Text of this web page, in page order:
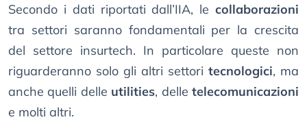
Secondo i dati riportati dall’IIA, le collaborazioni
tra settori saranno fondamentali per la crescita
del settore insurtech. In particolare queste non
riguarderanno solo gli altri settori tecnologici, ma
anche quelli delle utilities, delletelecomunicazioni
e molti altri.